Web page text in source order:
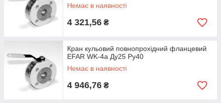
Немає в наявності
4 321,56 ₴
Кран кульовий повнопрохідний фланцевий
EFAR WK-4a Ду25 Ру40
Немає в наявності
4 946,76 ₴